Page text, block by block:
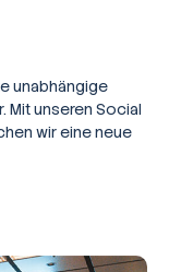
unabhängige
Mit unseren Social
wir eine neue